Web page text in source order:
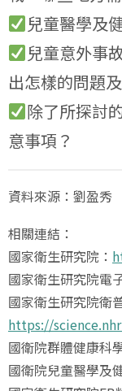
兒童醫學及
兒童意外事
出怎樣的問題
除了所探討
意事項？
資料來源：劉盈秀
相關連結：
國家衛生研究院：
國家衛生研究院電
國家衛生研究院衛
https://
國衛院群體健康科
國衛院兒童醫學及